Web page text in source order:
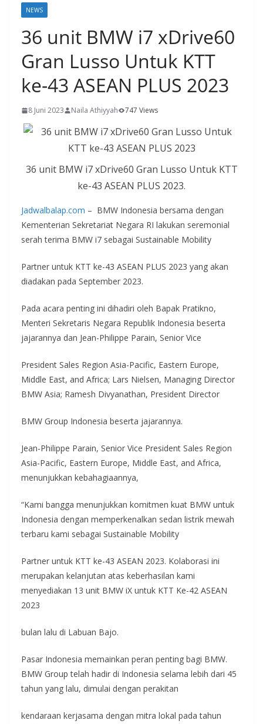
NEWS
36 unit BMW i7 xDrive60
Gran Lusso Untuk KTT
ke-43 ASEAN PLUS 2023
8 Juni 2023 Naila Athiyyah 747 Views
36 unit BMW i7 xDrive60 Gran Lusso Untuk KTT
ke-43 ASEAN PLUS 2023.
Jadwalbalap.com – BMW Indonesia bersama dengan
Kementerian Sekretariat Negara RI lakukan seremonial
serah terima BMW i7 sebagai Sustainable Mobility
Partner untuk KTT ke-43 ASEAN PLUS 2023 yang akan
diadakan pada September 2023.
Pada acara penting ini dihadiri oleh Bapak Pratikno,
Menteri Sekretaris Negara Republik Indonesia beserta
jajarannya dan Jean-Philippe Parain, Senior Vice
President Sales Region Asia-Pacific, Eastern Europe,
Middle East, and Africa; Lars Nielsen, Managing Director
BMW Asia; Ramesh Divyanathan, President Director
BMW Group Indonesia beserta jajarannya.
Jean-Philippe Parain, Senior Vice President Sales Region
Asia-Pacific, Eastern Europe, Middle East, and Africa,
menunjukkan kebahagiaannya,
“Kami bangga menunjukkan komitmen kuat BMW untuk
Indonesia dengan memperkenalkan sedan listrik mewah
terbaru kami sebagai Sustainable Mobility
Partner untuk KTT ke-43 ASEAN 2023. Kolaborasi ini
merupakan kelanjutan atas keberhasilan kami
menyediakan 13 unit BMW iX untuk KTT Ke-42 ASEAN
2023
bulan lalu di Labuan Bajo.
Pasar Indonesia memainkan peran penting bagi BMW.
BMW Group telah hadir di Indonesia selama lebih dari 45
tahun yang lalu, dimulai dengan perakitan
kendaraan kerjasama dengan mitra lokal pada tahun